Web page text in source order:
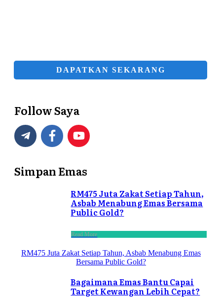
DAPATKAN SEKARANG
Follow Saya
Simpan Emas
RM475 Juta Zakat Setiap Tahun,
Asbab Menabung Emas Bersama
Public Gold?
Read More
RM475 Juta Zakat Setiap Tahun, Asbab Menabung Emas
Bersama Public Gold?
Bagaimana Emas Bantu Capai
Target Kewangan Lebih Cepat?